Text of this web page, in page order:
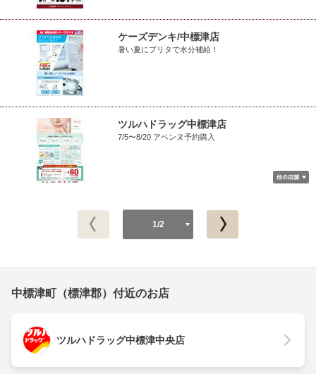
ケーズデンキ/中標津店
暑い夏にブリタで水分補給！
ツルハドラッグ中標津店
7/5〜8/20 アベンヌ予約購入
1/2
中標津町（標津郡）付近のお店
ツルハドラッグ中標津中央店